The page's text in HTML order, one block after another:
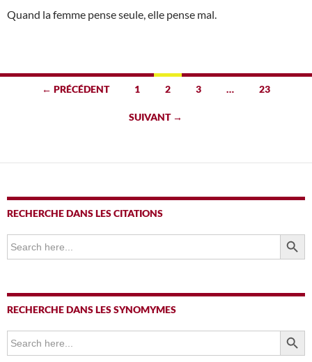
Quand la femme pense seule, elle pense mal.
Navigation
← PRÉCÉDENT 1 2 3 … 23
SUIVANT →
RECHERCHE DANS LES CITATIONS
Search
for:
SEARCH
RECHERCHE DANS LES SYNOMYMES
Search
for:
SEARCH